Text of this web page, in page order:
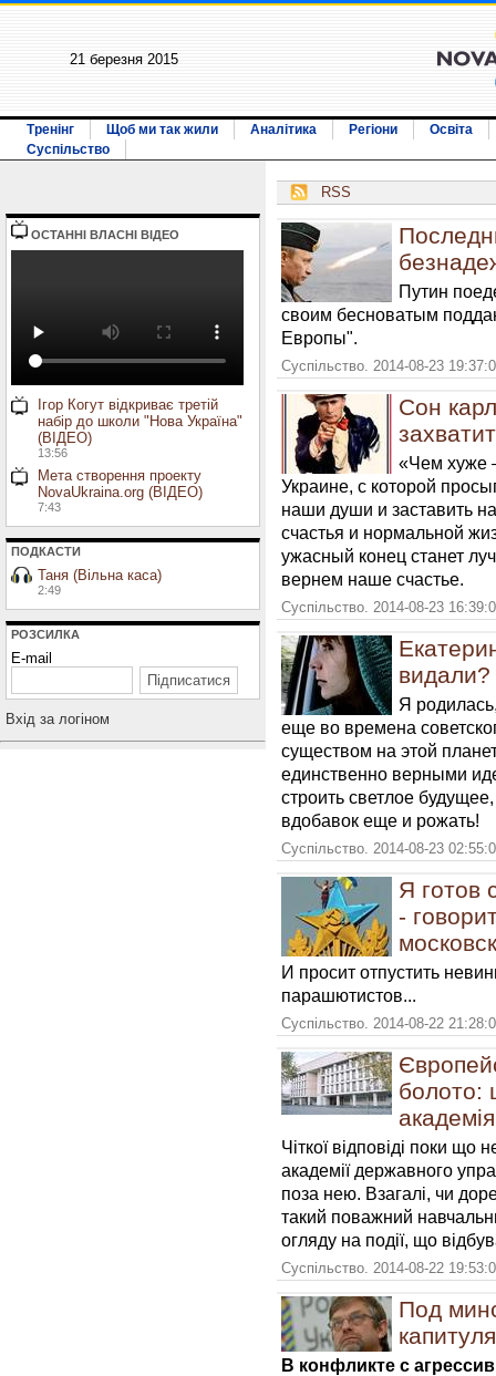
21 березня 2015
Тренінг Щоб ми так жили Аналітика Регіони
Освіта
Суспільство
ОСТАННI ВЛАСНI ВIДЕО
Ігор Когут відкриває третій
набір до школи "Нова Україна"
(ВІДЕО)
13:56
Мета створення проекту
NovaUkraina.org (ВІДЕО)
7:43
ПОДКАСТИ
Таня (Вільна каса)
2:49
РОЗСИЛКА
E-mail
Вхiд за логiном
RSS
Путин
своим бесноватым
Европы".
Суспільство. 2014-08-23
Сон
«Чем хуже
Украине, с которой
наши души и заставить
счастья и нормальной
ужасный конец станет
вернем наше счастье.
Суспільство. 2014-08-23
видали?
Я
еще во времена
существом на этой
единственно верными
строить светлое
вдобавок еще и рожать!
Суспільство. 2014-08-23
Я готов
-
И просит отпустить
парашютистов...
Суспільство. 2014-08-22
болото:
Чіткої відповіді поки що
академії державного
поза нею. Взагалі, чи
такий поважний
огляду на події, що
Суспільство. 2014-08-22
Под
В конфликте с